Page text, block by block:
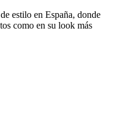
estilo en España, donde
como en su look más